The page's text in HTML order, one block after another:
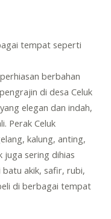
tempat seperti
berbahan
di desa Celuk
elegan dan indah,
Perak Celuk
kalung, anting,
juga sering dihias
akik, safir, rubi,
di berbagai tempat